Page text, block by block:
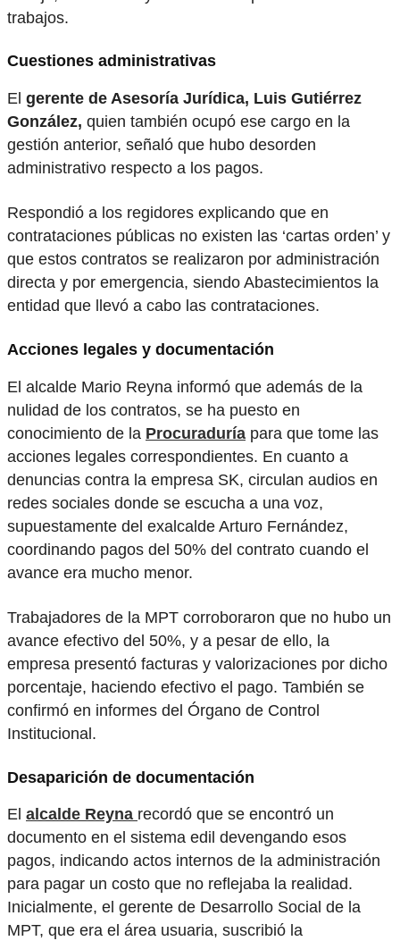
trabajos.
Cuestiones administrativas
El gerente de Asesoría Jurídica, Luis Gutiérrez
González, quien también ocupó ese cargo en la
gestión anterior, señaló que hubo desorden
administrativo respecto a los pagos.
Respondió a los regidores explicando que en
contrataciones públicas no existen las ‘cartas orden’ y
que estos contratos se realizaron por administración
directa y por emergencia, siendo Abastecimientos la
entidad que llevó a cabo las contrataciones.
Acciones legales y documentación
El alcalde Mario Reyna informó que además de la
nulidad de los contratos, se ha puesto en
conocimiento de la Procuraduría para que tome las
acciones legales correspondientes. En cuanto a
denuncias contra la empresa SK, circulan audios en
redes sociales donde se escucha a una voz,
supuestamente del exalcalde Arturo Fernández,
coordinando pagos del 50% del contrato cuando el
avance era mucho menor.
Trabajadores de la MPT corroboraron que no hubo un
avance efectivo del 50%, y a pesar de ello, la
empresa presentó facturas y valorizaciones por dicho
porcentaje, haciendo efectivo el pago. También se
confirmó en informes del Órgano de Control
Institucional.
Desaparición de documentación
El alcalde Reyna recordó que se encontró un
documento en el sistema edil devengando esos
pagos, indicando actos internos de la administración
para pagar un costo que no reflejaba la realidad.
Inicialmente, el gerente de Desarrollo Social de la
MPT, que era el área usuaria, suscribió la